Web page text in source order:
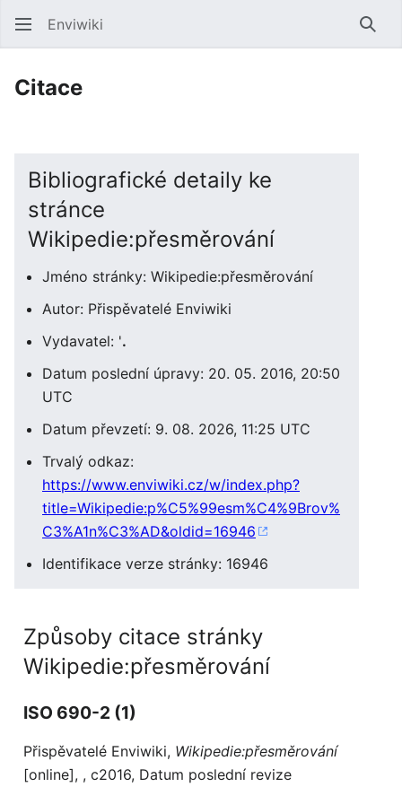
Enviwiki
Citace
Bibliografické detaily ke
stránce
Wikipedie:přesměrování
Jméno stránky: Wikipedie:přesměrování
Autor: Přispěvatelé Enviwiki
Vydavatel: '.
Datum poslední úpravy: 20. 05. 2016, 20:50
UTC
Datum převzetí: 9. 08. 2026, 11:25 UTC
Trvalý odkaz:
https://www.enviwiki.cz/w/index.php?
title=Wikipedie:p%C5%99esm%C4%9Brov%
C3%A1n%C3%AD&oldid=16946
Identifikace verze stránky: 16946
Způsoby citace stránky
Wikipedie:přesměrování
ISO 690-2 (1)
Přispěvatelé Enviwiki, Wikipedie:přesměrování
[online], , c2016, Datum poslední revize